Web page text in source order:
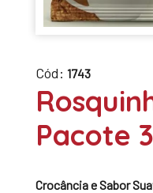
Cód: 1743
Pacote
Crocância e Sabor